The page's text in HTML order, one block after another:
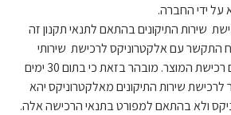
על ידי החברה.
שירות התיקונים בהתאם לתנאי תקנון זה
התקשר עם אלקטרוניקס לרכישת שירותי
התיקונים עד 30 ימים מיום רכישת המוצר. מובהר בזאת כי בתום 30 ימים
שירות התיקונים מאלקטרוניקס יהא
ולא בהתאם למפורט בתנאי הרכישה אלה.